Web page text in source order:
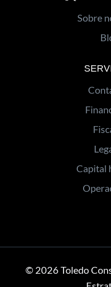
Sobre
Capital
© 2026 Toledo